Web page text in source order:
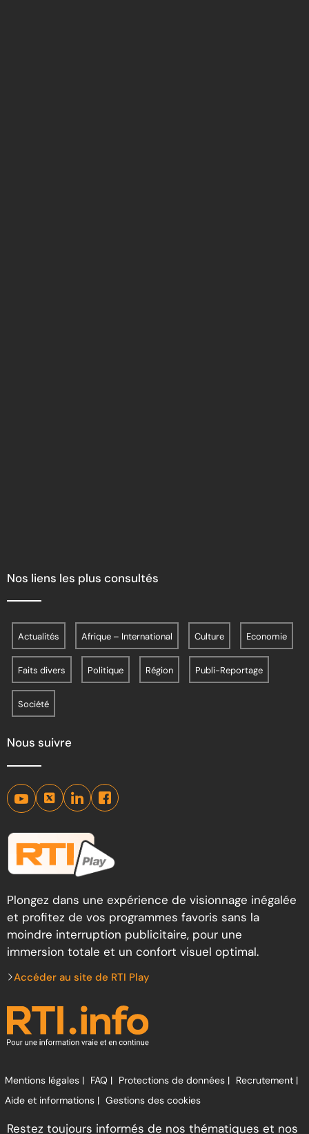
Nos liens les plus consultés
Actualités Afrique – International Culture Economie
Faits divers Politique Région Publi-Reportage
Société
Nous suivre
Plongez dans une expérience de visionnage inégalée
et profitez de vos programmes favoris sans la
moindre interruption publicitaire, pour une
immersion totale et un confort visuel optimal.
Accéder au site de RTI Play
Mentions légales | FAQ | Protections de données | Recrutement |
Aide et informations | Gestions des cookies
Restez toujours informés de nos thématiques et nos